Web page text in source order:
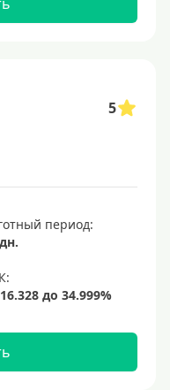
5
период: